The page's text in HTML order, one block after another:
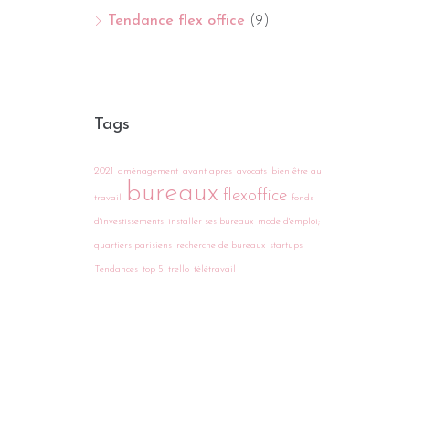
Tendance flex office (9)
Tags
2021 aménagement avant apres avocats bien être au
travail bureaux flexoffice fonds
d'investissements installer ses bureaux mode d'emploi;
quartiers parisiens recherche de bureaux startups
Tendances top 5 trello télétravail